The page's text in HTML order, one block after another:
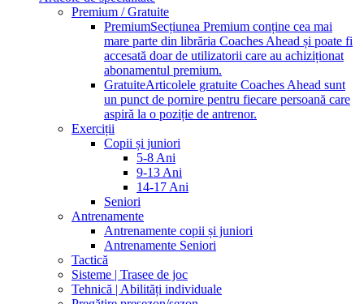
Premium / Gratuite
PremiumSecțiunea Premium conține cea mai
mare parte din librăria Coaches Ahead și poate fi
accesată doar de utilizatorii care au achiziționat
abonamentul premium.
GratuiteArticolele gratuite Coaches Ahead sunt
un punct de pornire pentru fiecare persoană care
aspiră la o poziție de antrenor.
Exerciții
Copii și juniori
5-8 Ani
9-13 Ani
14-17 Ani
Seniori
Antrenamente
Antrenamente copii și juniori
Antrenamente Seniori
Tactică
Sisteme | Trasee de joc
Tehnică | Abilități individuale